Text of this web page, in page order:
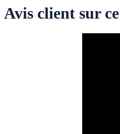
Avis client sur